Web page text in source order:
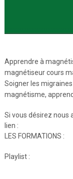
Apprendre à
magnétiseur cours
Soigner les
magnétisme,
Si vous désirez nous
lien :
LES FORMATIONS :
Playlist :